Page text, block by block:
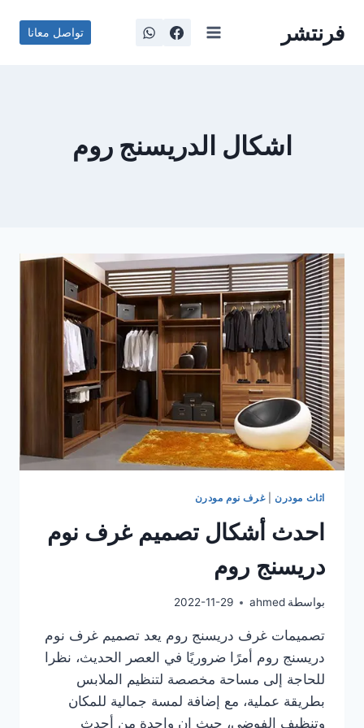
فرنتشر تواصل معانا
اشكال الدريسنج روم
اثاث مودرن|غرف نوم مودرن
احدث أشكال تصميم غرف نوم
دريسنج روم
بواسطة ahmed
2022-11-29
تصميمات غرف دريسنج روم يعد تصميم غرف نوم
دريسنج روم أمرًا ضروريًا في العصر الحديث، نظرا
للحاجة إلى مساحة مخصصة لتنظيم الملابس
بطريقة عملية، مع إضافة لمسة جمالية للمكان
وتنظيف الفوضى، حيث ان واحدة من أحدث